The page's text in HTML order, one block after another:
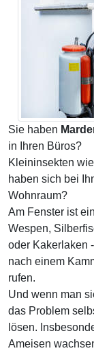
Sie haben
in Ihren Büros?
Kleininsekten wie
haben sich bei
Wohnraum?
Am Fenster ist ein
Wespen,
oder Kakerlaken
nach einem
rufen.
Und wenn man
das Problem
lösen.
Ameisen